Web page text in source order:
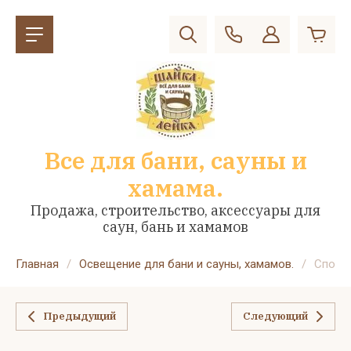
Все для бани, сауны и
хамама.
Продажа, строительство, аксессуары для
саун, бань и хамамов
Главная / Освещение для бани и сауны, хамамов. / Спот
Предыдущий Следующий